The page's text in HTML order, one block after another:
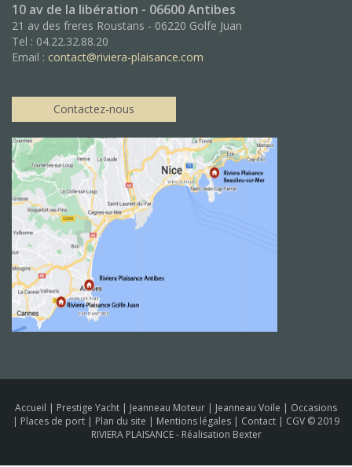
10 av de la libération - 06600 Antibes
21 av des freres Roustans - 06220 Golfe Juan
Tel : 04.22.32.88.20
Email : contact@riviera-plaisance.com
Contactez-nous
Accueil | Prestige Yacht | Jeanneau Moteur | Jeanneau Voile | Occasions
| Places de port | Plan du site | Mentions légales | Contact | CGV © 2019
RIVIERA PLAISANCE - Réalisation Bexter